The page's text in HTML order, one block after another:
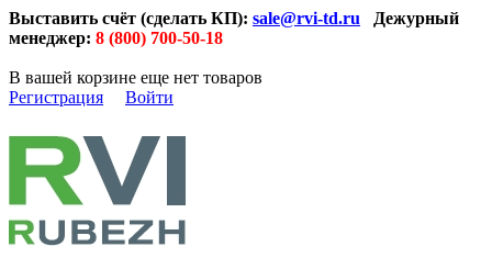
Выставить счёт (сделать КП): sale@rvi-td.ru
Дежурный
менеджер: 8 (800) 700-50-18
В вашей корзине еще нет товаров
Регистрация
Войти